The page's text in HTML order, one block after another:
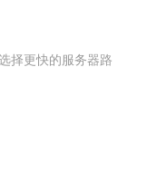
择更快的服务器路